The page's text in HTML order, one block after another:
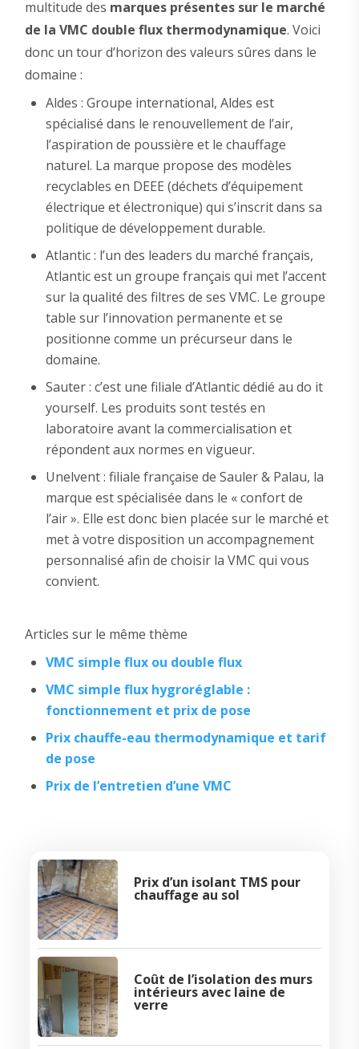
multitude des marques présentes sur le marché
de la VMC double flux thermodynamique. Voici
donc un tour d’horizon des valeurs sûres dans le
domaine :
Aldes : Groupe international, Aldes est
spécialisé dans le renouvellement de l’air,
l’aspiration de poussière et le chauffage
naturel. La marque propose des modèles
recyclables en DEEE (déchets d’équipement
électrique et électronique) qui s’inscrit dans sa
politique de développement durable.
Atlantic : l’un des leaders du marché français,
Atlantic est un groupe français qui met l’accent
sur la qualité des filtres de ses VMC. Le groupe
table sur l’innovation permanente et se
positionne comme un précurseur dans le
domaine.
Sauter : c’est une filiale d’Atlantic dédié au do it
yourself. Les produits sont testés en
laboratoire avant la commercialisation et
répondent aux normes en vigueur.
Unelvent : filiale française de Sauler & Palau, la
marque est spécialisée dans le « confort de
l’air ». Elle est donc bien placée sur le marché et
met à votre disposition un accompagnement
personnalisé afin de choisir la VMC qui vous
convient.
Articles sur le même thème
VMC simple flux ou double flux
VMC simple flux hygroréglable :
fonctionnement et prix de pose
Prix chauffe-eau thermodynamique et tarif
de pose
Prix de l’entretien d’une VMC
Prix d’un isolant TMS pour
chauffage au sol
Coût de l’isolation des murs
intérieurs avec laine de
verre